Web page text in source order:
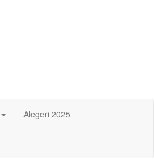
Alegeri 2025